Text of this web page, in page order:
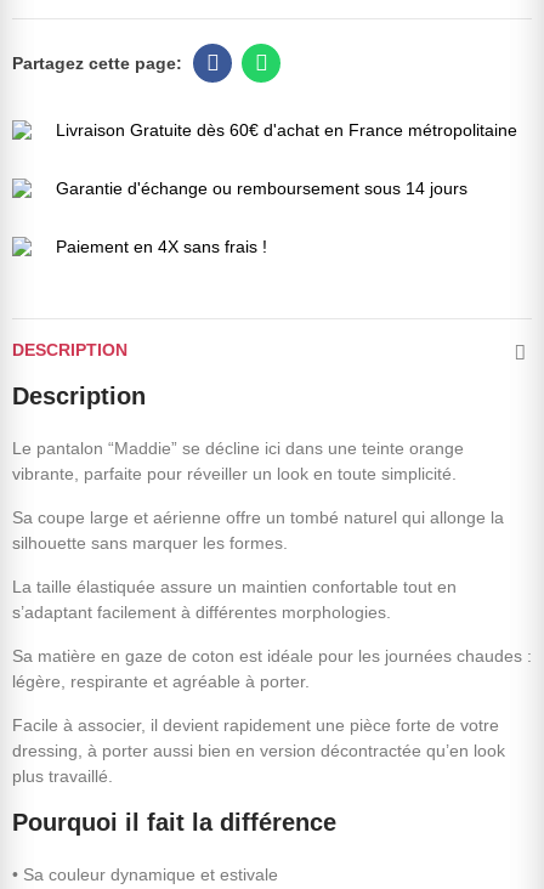
Livraison Gratuite dès 60€ d'achat en France métropolitaine
Garantie d'échange ou remboursement sous 14 jours
Paiement en 4X sans frais !
DESCRIPTION
Description
Le pantalon “Maddie” se décline ici dans une teinte orange
vibrante, parfaite pour réveiller un look en toute simplicité.
Sa coupe large et aérienne offre un tombé naturel qui allonge la
silhouette sans marquer les formes.
La taille élastiquée assure un maintien confortable tout en
s’adaptant facilement à différentes morphologies.
Sa matière en gaze de coton est idéale pour les journées chaudes :
légère, respirante et agréable à porter.
Facile à associer, il devient rapidement une pièce forte de votre
dressing, à porter aussi bien en version décontractée qu’en look
plus travaillé.
Pourquoi il fait la différence
• Sa couleur dynamique et estivale